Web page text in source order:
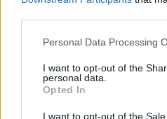
Please note that this website/
not limited to your visit or usage
grant or deny consent to
use your data for below
consent section.
Personal Data Processing
I want to opt-out of the
personal data.
Opted In
I want to opt-out of the